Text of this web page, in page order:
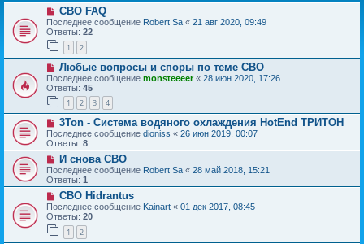
СВО FAQ
Последнее сообщение Robert Sa « 21 авг 2020, 09:49
Ответы: 22
1 2
Любые вопросы и споры по теме СВО
Последнее сообщение monsteeeer« 28 июн 2020, 17:26
Ответы: 45
1 2 3 4
3Ton - Система водяного охлаждения HotEnd ТРИТОН
Последнее сообщение dioniss « 26 июн 2019, 00:07
Ответы: 8
И снова СВО
Последнее сообщение Robert Sa « 28 май 2018, 15:21
Ответы: 1
СВО Hidrantus
Последнее сообщение Kainart « 01 дек 2017, 08:45
Ответы: 20
1 2